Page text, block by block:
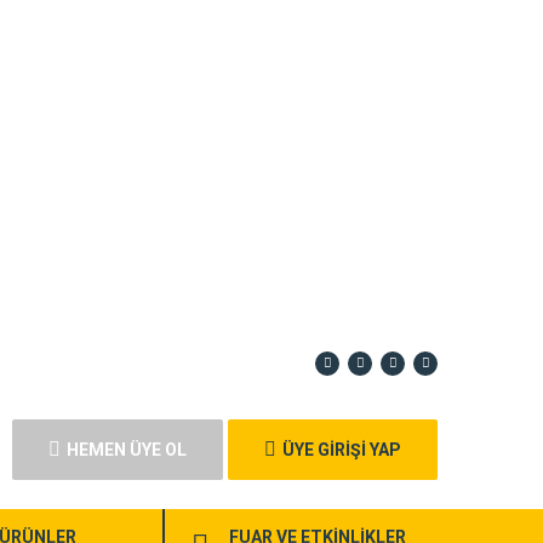
HEMEN ÜYE OL ÜYE GİRİŞİ YAP
ÜRÜNLER FUAR VE ETKİNLİKLER